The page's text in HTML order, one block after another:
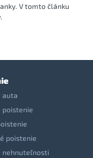
V tomto článku
auta
poistenie
poistenie
nehnuteľnosti